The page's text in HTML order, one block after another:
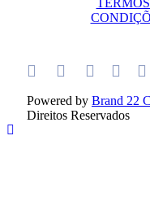
Powered by Brand 22
Direitos Reservados